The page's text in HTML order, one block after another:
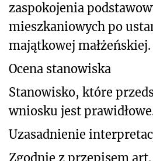
zaspokojenia
mieszkaniowych po
majątkowej małżeńskiej.
Ocena stanowiska
Stanowisko, które
wniosku jest
Uzasadnienie
Zgodnie z przepisem